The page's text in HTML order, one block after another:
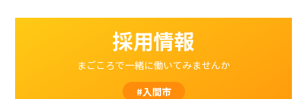
採用情報
まごころで一緒に働いてみませんか
#入間市